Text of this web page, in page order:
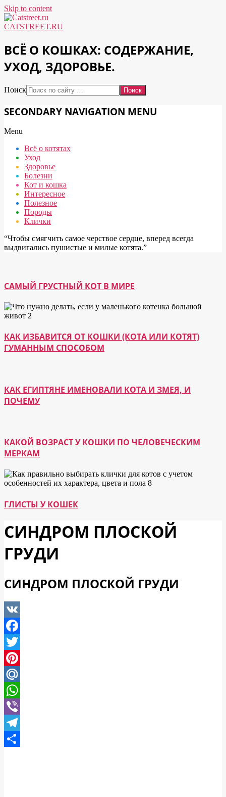
Skip to content
CATSTREET.RU
ВСЁ О КОШКАХ: СОДЕРЖАНИЕ,
УХОД, ЗДОРОВЬЕ.
Поиск
SECONDARY NAVIGATION MENU
Menu
Всё о котятах
Уход
Здоровье
Болезни
Кот и кошка
Интересное
Полезное
Породы
Клички
“Чтобы смягчить самое черствое сердце, вперед всегда
выдвигались пушистые и милые котята.”
САМЫЙ ГРУСТНЫЙ КОТ В МИРЕ
КАК ИЗБАВИТСЯ ОТ КОШКИ (КОТА ИЛИ КОТЯТ)
ГУМАННЫМ СПОСОБОМ
КАК ЕГИПТЯНЕ ИМЕНОВАЛИ КОТА И ЗМЕЯ, И
ПОЧЕМУ
КАКОЙ ВОЗРАСТ У КОШКИ ПО ЧЕЛОВЕЧЕСКИМ
МЕРКАМ
ГЛИСТЫ У КОШЕК
СИНДРОМ ПЛОСКОЙ
ГРУДИ
СИНДРОМ ПЛОСКОЙ ГРУДИ
VK
Facebook
Twitter
Pinterest
Mail.Ru
WhatsApp
Viber
Telegram